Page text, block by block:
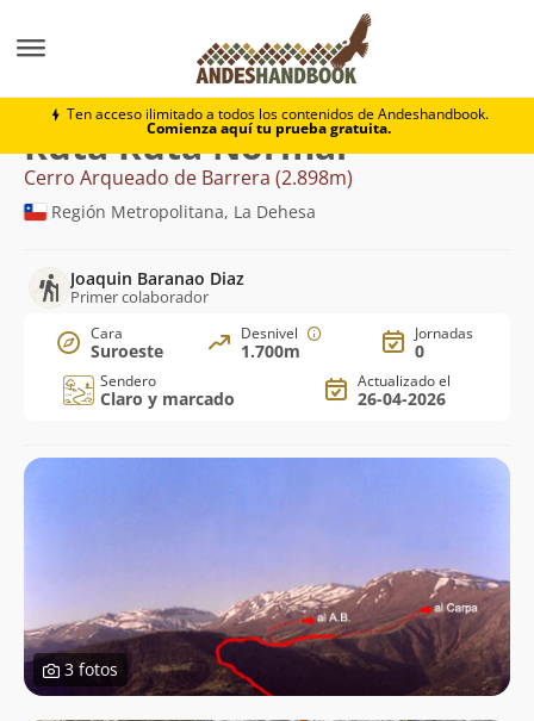
Ten acceso ilimitado a todos los contenidos de Andeshandbook.
Comienza aquí tu prueba gratuita.
Cerro Arqueado de Barrera
Ruta Ruta Normal
Cerro Arqueado de Barrera (2.898m)
Región Metropolitana, La Dehesa
Joaquin Baranao Diaz
Primer colaborador
Cara
Suroeste
Desnivel
1.700m
Jornadas
0
Sendero
Claro y marcado
Actualizado el
26-04-2026
3 fotos